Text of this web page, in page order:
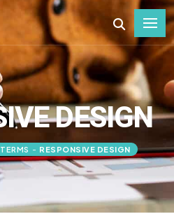
DESIGN
- RESPONSIVE DESIGN